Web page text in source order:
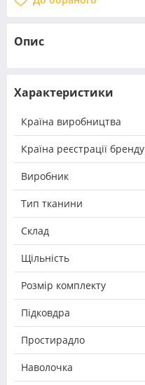
Опис
Характеристики
Країна виробництва
Країна реєстрації бренду
Виробник
Тип тканини
Склад
Щільність
Розмір комплекту
Підковдра
Простирадло
Наволочка